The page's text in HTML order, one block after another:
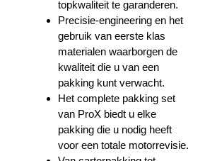
topkwaliteit te garanderen.
Precisie-engineering en het
gebruik van eerste klas
materialen waarborgen de
kwaliteit die u van een
pakking kunt verwacht.
Het complete pakking set
van ProX biedt u elke
pakking die u nodig heeft
voor een totale motorrevisie.